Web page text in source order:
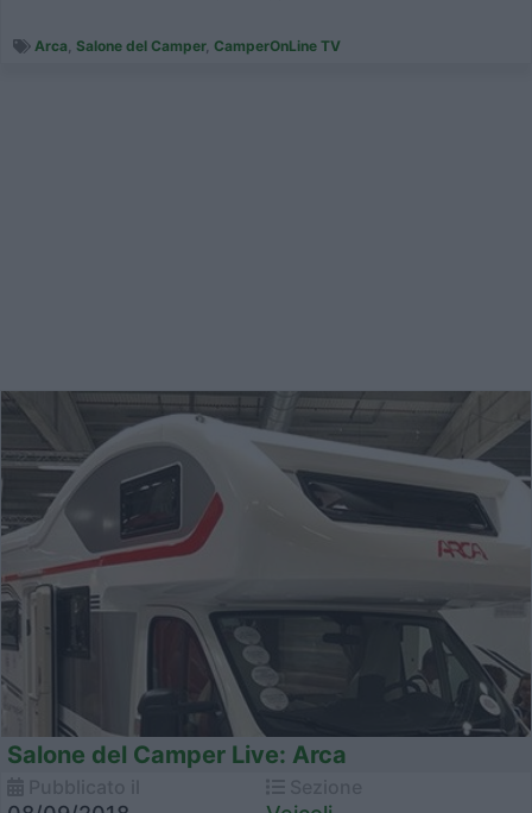
Arca, Salone del Camper, CamperOnLine TV
Salone del Camper Live: Arca